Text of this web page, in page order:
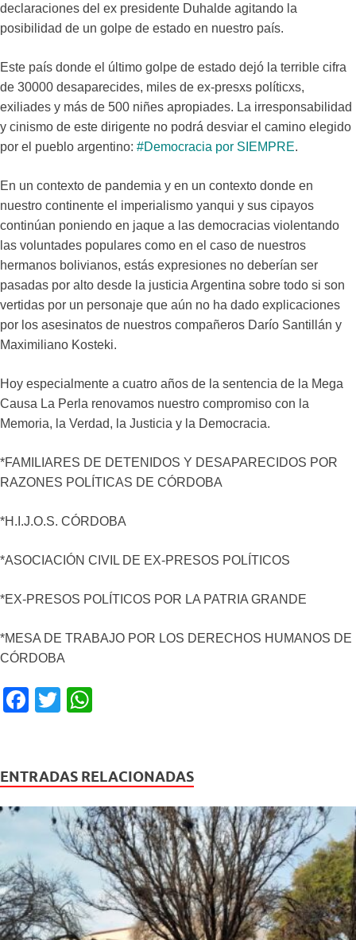
declaraciones del ex presidente Duhalde agitando la
posibilidad de un golpe de estado en nuestro país.
Este país donde el último golpe de estado dejó la terrible cifra
de 30000 desaparecides, miles de ex-presxs políticxs,
exiliades y más de 500 niñes apropiades. La irresponsabilidad
y cinismo de este dirigente no podrá desviar el camino elegido
por el pueblo argentino: #Democracia por SIEMPRE.
En un contexto de pandemia y en un contexto donde en
nuestro continente el imperialismo yanqui y sus cipayos
continúan poniendo en jaque a las democracias violentando
las voluntades populares como en el caso de nuestros
hermanos bolivianos, estás expresiones no deberían ser
pasadas por alto desde la justicia Argentina sobre todo si son
vertidas por un personaje que aún no ha dado explicaciones
por los asesinatos de nuestros compañeros Darío Santillán y
Maximiliano Kosteki.
Hoy especialmente a cuatro años de la sentencia de la Mega
Causa La Perla renovamos nuestro compromiso con la
Memoria, la Verdad, la Justicia y la Democracia.
*FAMILIARES DE DETENIDOS Y DESAPARECIDOS POR
RAZONES POLÍTICAS DE CÓRDOBA
*H.I.J.O.S. CÓRDOBA
*ASOCIACIÓN CIVIL DE EX-PRESOS POLÍTICOS
*EX-PRESOS POLÍTICOS POR LA PATRIA GRANDE
*MESA DE TRABAJO POR LOS DERECHOS HUMANOS DE
CÓRDOBA
F
e
b
o
k
T
er s
A
p
p
ENTRADAS RELACIONADAS